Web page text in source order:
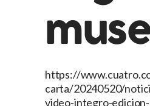
https://
carta/20240520/
video-integro-